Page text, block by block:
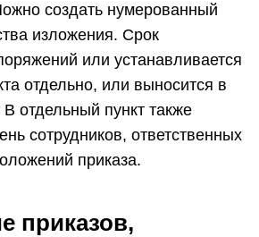
создать нумерованный
изложения. Срок
или устанавливается
отдельно, или выносится в
В отдельный пункт также
сотрудников, ответственных
приказа.
приказов,